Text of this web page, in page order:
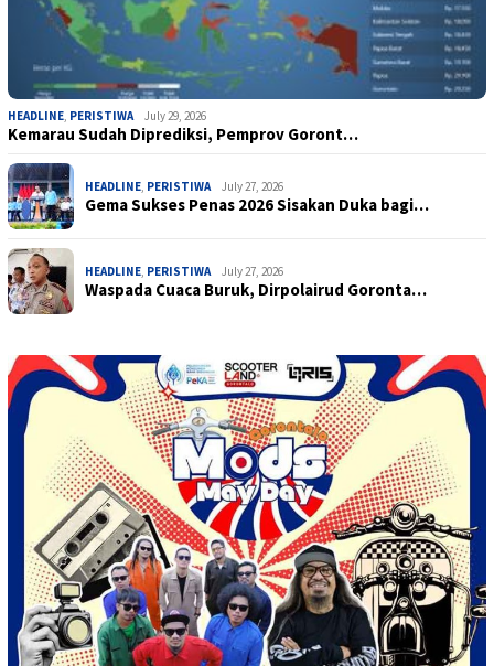
HEADLINE PERISTIWA July 29, 2026
Kemarau Sudah Diprediksi, Pemprov Goront…
HEADLINE PERISTIWA July 27, 2026
Gema Sukses Penas 2026 Sisakan Duka bagi…
HEADLINE PERISTIWA July 27, 2026
Waspada Cuaca Buruk, Dirpolairud Goronta…